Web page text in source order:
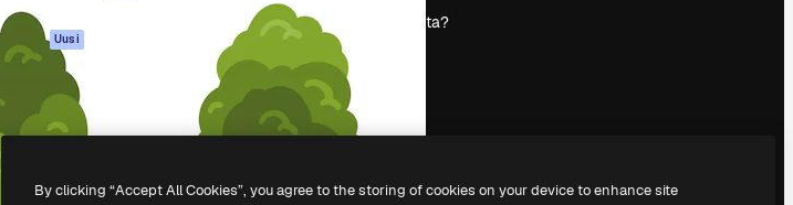
ChatGPT:lle
Agentit Uusi
API
Mobiilisovellus
Kaikki Magnific-
työkalut
magnific.ai:ta?
By clicking “Accept All Cookies”, you agree to the storing of cookies on your device to enhance site